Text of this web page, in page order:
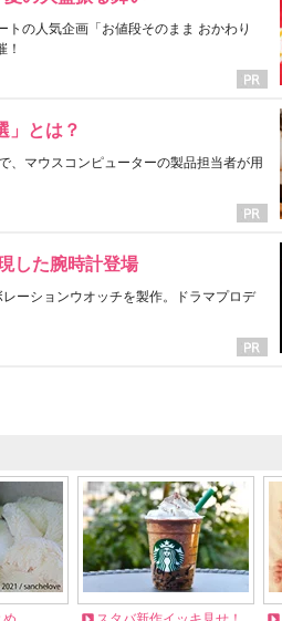
の人気企画「お値段そのまま おかわり
！
」とは？
、マウスコンピューターの製品担当者が用
した腕時計登場
ーションウオッチを製作。ドラマプロデ